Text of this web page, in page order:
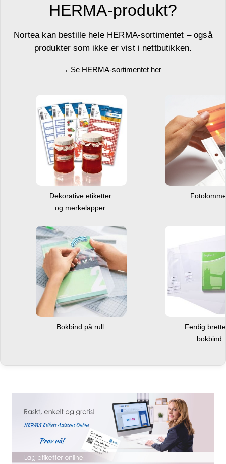
HERMA-produkt?
Nortea kan bestille hele HERMA-sortimentet – også
produkter som ikke er vist i nettbutikken.
→ Se HERMA-sortimentet her
Dekorative etiketter
og merkelapper
Bokbind på rull
Ferdig
bokbind